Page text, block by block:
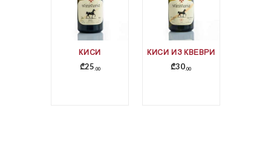
КИСИ
₾25 00
КИСИ ИЗ КВЕВРИ
₾30 00